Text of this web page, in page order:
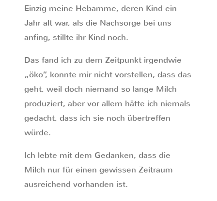
Einzig meine Hebamme, deren Kind ein
Jahr alt war, als die Nachsorge bei uns
anfing, stillte ihr Kind noch.
Das fand ich zu dem Zeitpunkt irgendwie
„öko“, konnte mir nicht vorstellen, dass das
geht, weil doch niemand so lange Milch
produziert, aber vor allem hätte ich niemals
gedacht, dass ich sie noch übertreffen
würde.
Ich lebte mit dem Gedanken, dass die
Milch nur für einen gewissen Zeitraum
ausreichend vorhanden ist.